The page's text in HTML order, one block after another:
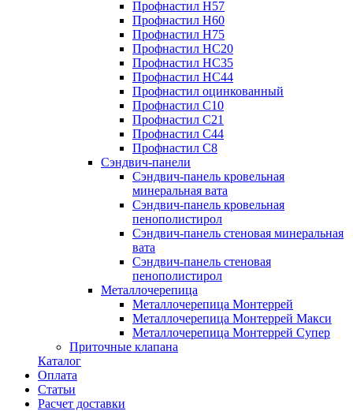
Профнастил Н57
Профнастил Н60
Профнастил Н75
Профнастил НС20
Профнастил НС35
Профнастил НС44
Профнастил оцинкованный
Профнастил С10
Профнастил С21
Профнастил С44
Профнастил С8
Сэндвич-панели
Сэндвич-панель кровельная
минеральная вата
Сэндвич-панель кровельная
пенополистирол
Сэндвич-панель стеновая минеральная
вата
Сэндвич-панель стеновая
пенополистирол
Металлочерепица
Металлочерепица Монтеррей
Металлочерепица Монтеррей Макси
Металлочерепица Монтеррей Супер
Приточные клапана
Каталог
Оплата
Статьи
Расчет доставки